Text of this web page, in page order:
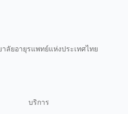
ลัยอายุรแพทย์แห่งประเทศไทย
บริการ